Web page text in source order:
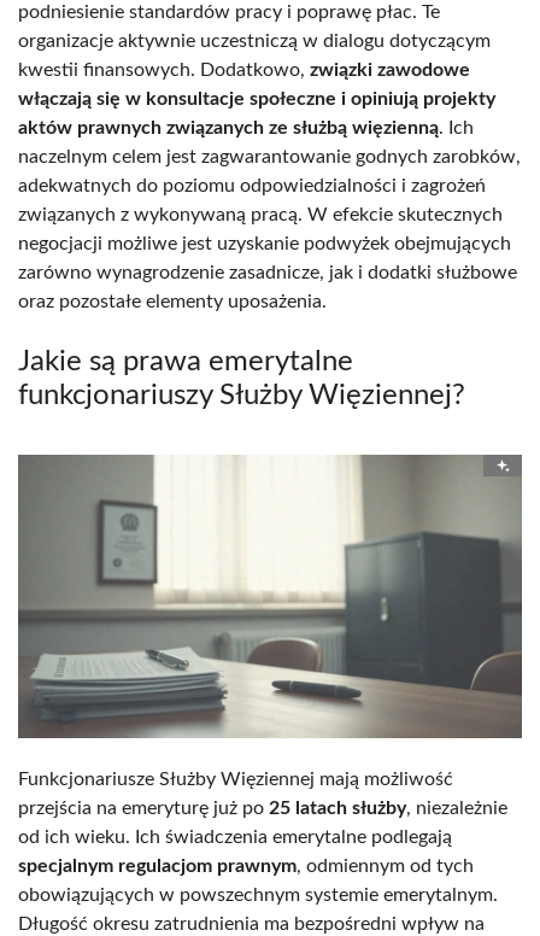
podniesienie standardów pracy i poprawę płac. Te
organizacje aktywnie uczestniczą w dialogu dotyczącym
kwestii finansowych. Dodatkowo, związki zawodowe
włączają się w konsultacje społeczne i opiniują projekty
aktów prawnych związanych ze służbą więzienną. Ich
naczelnym celem jest zagwarantowanie godnych zarobków,
adekwatnych do poziomu odpowiedzialności i zagrożeń
związanych z wykonywaną pracą. W efekcie skutecznych
negocjacji możliwe jest uzyskanie podwyżek obejmujących
zarówno wynagrodzenie zasadnicze, jak i dodatki służbowe
oraz pozostałe elementy uposażenia.
Jakie są prawa emerytalne
funkcjonariuszy Służby Więziennej?
Funkcjonariusze Służby Więziennej mają możliwość
przejścia na emeryturę już po 25 latach służby, niezależnie
od ich wieku. Ich świadczenia emerytalne podlegają
specjalnym regulacjom prawnym, odmiennym od tych
obowiązujących w powszechnym systemie emerytalnym.
Długość okresu zatrudnienia ma bezpośredni wpływ na